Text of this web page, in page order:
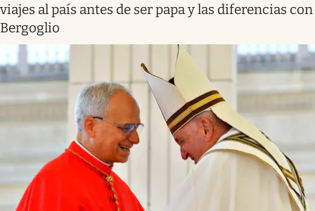
viajes al país antes de ser papa y las diferencias con
Bergoglio